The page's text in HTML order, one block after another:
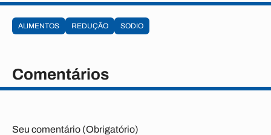
ALIMENTOS REDUÇÃO SODIO
Comentários
Seu comentário (Obrigatório)